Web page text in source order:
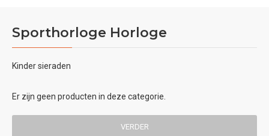
Sporthorloge Horloge
Kinder sieraden
Er zijn geen producten in deze categorie.
VERDER